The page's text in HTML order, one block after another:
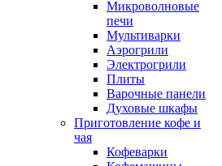
Микроволновые
печи
Мультиварки
Аэрогрили
Электрогрили
Плиты
Варочные панели
Духовые шкафы
Приготовление кофе и
чая
Кофеварки